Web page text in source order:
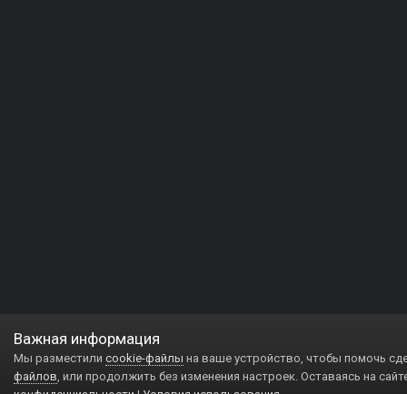
Важная информация
Мы разместили cookie-файлы на ваше устройство, чтобы помочь
файлов, или продолжить без изменения настроек. Оставаясь на